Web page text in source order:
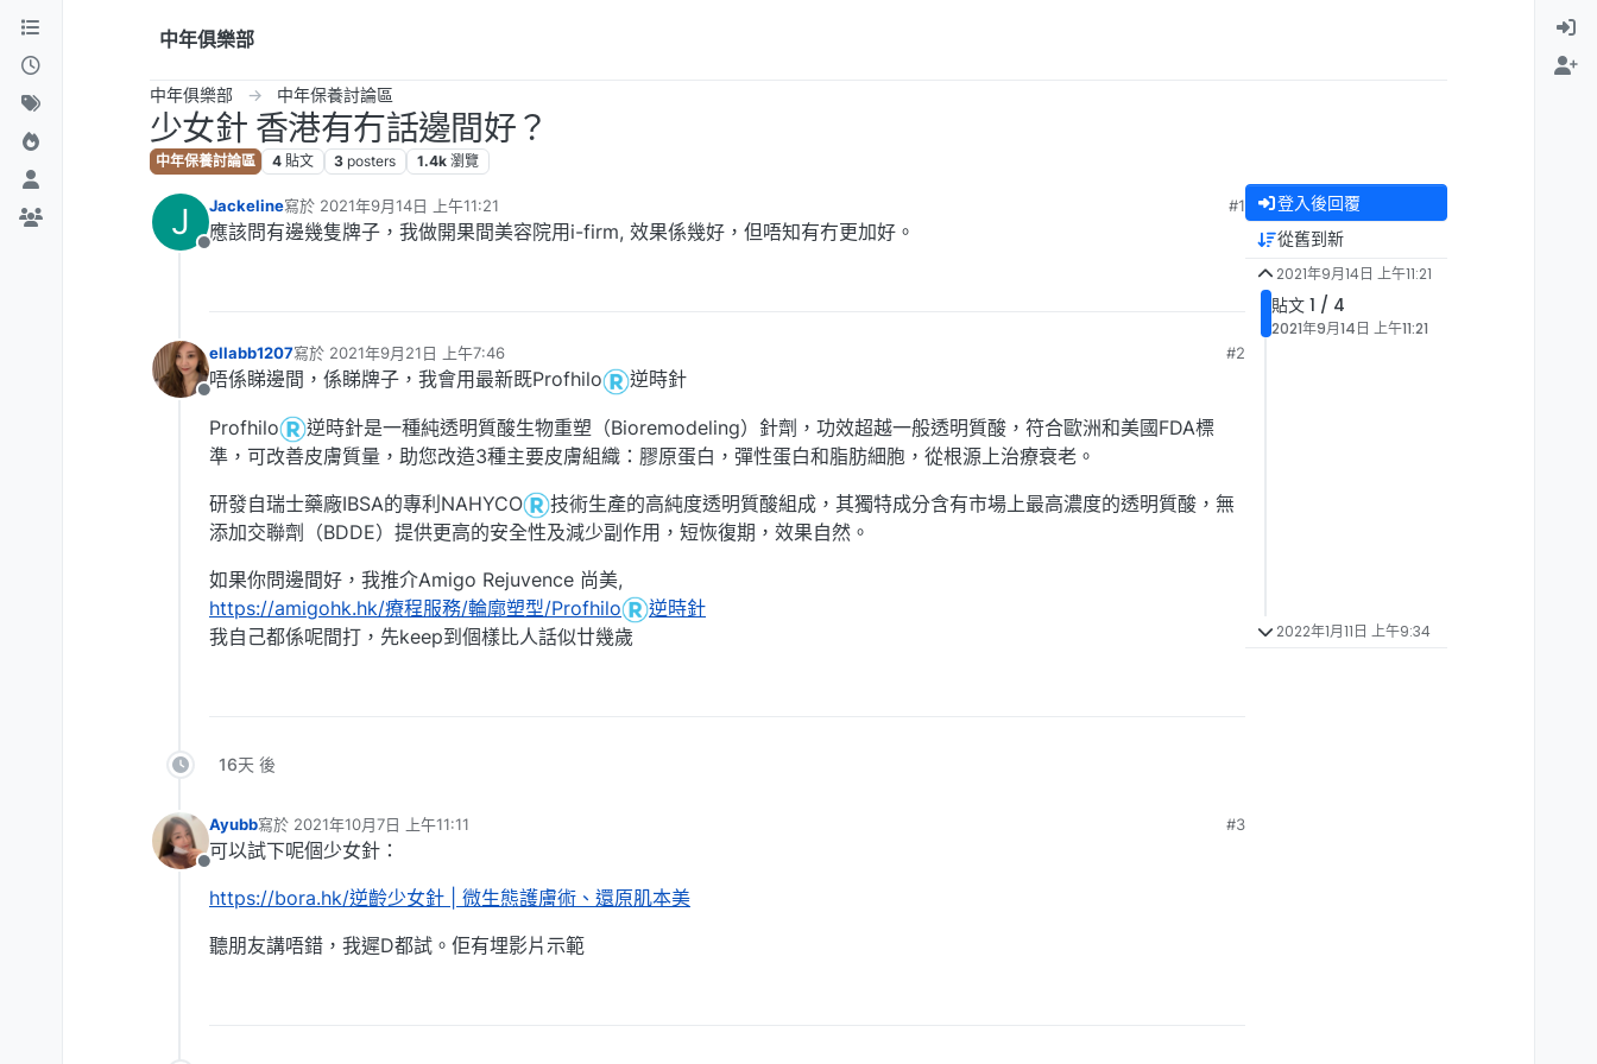
跳到內容
中年俱樂部
中年俱樂部 中年保養討論區
少女針 香港有冇話邊間好？
中年保養討論區 4 貼文 3 posters 1.4k 瀏覽
J
離線
Jackeline寫於 2021年9月14日 上午11:21
最後由 編輯
#1
應該問有邊幾隻牌子，我做開果間美容院用i-firm, 效果係幾好，但唔知有冇更加好。
離線
ellabb1207寫於 2021年9月21日 上午7:46
最後由 編輯
#2
唔係睇邊間，係睇牌子，我會用最新既Profhilo 逆時針
Profhilo
逆時針是一種純透明質酸生物重塑（Bioremodeling）針劑，功效超越一般透明質酸，符合歐洲和美國FDA標
準，可改善皮膚質量，助您改造3種主要皮膚組織：膠原蛋白，彈性蛋白和脂肪細胞，從根源上治療衰老。
研發自瑞士藥廠IBSA的專利NAHYCO
技術生產的高純度透明質酸組成，其獨特成分含有市場上最高濃度的透明質酸，無
添加交聯劑（BDDE）提供更高的安全性及減少副作用，短恢復期，效果自然。
如果你問邊間好，我推介Amigo Rejuvence 尚美,
https://amigohk.hk/療程服務/輪廓塑型/Profhilo
逆時針
我自己都係呢間打，先keep到個樣比人話似廿幾歲
16天 後
離線
Ayubb寫於 2021年10月7日 上午11:11
最後由 編輯
#3
可以試下呢個少女針：
https://bora.hk/逆齡少女針 | 微生態護膚術、還原肌本美
聽朋友講唔錯，我遲D都試。佢有埋影片示範
登入後回覆
從舊到新
2021年9月14日 上午11:21
貼文 1 / 4
2021年9月14日 上午11:21
2022年1月11日 上午9:34